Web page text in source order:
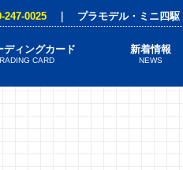
247-0025 ｜ プラモデル・ミニ四駆
ディングカード
CARD
新着情報
NEWS